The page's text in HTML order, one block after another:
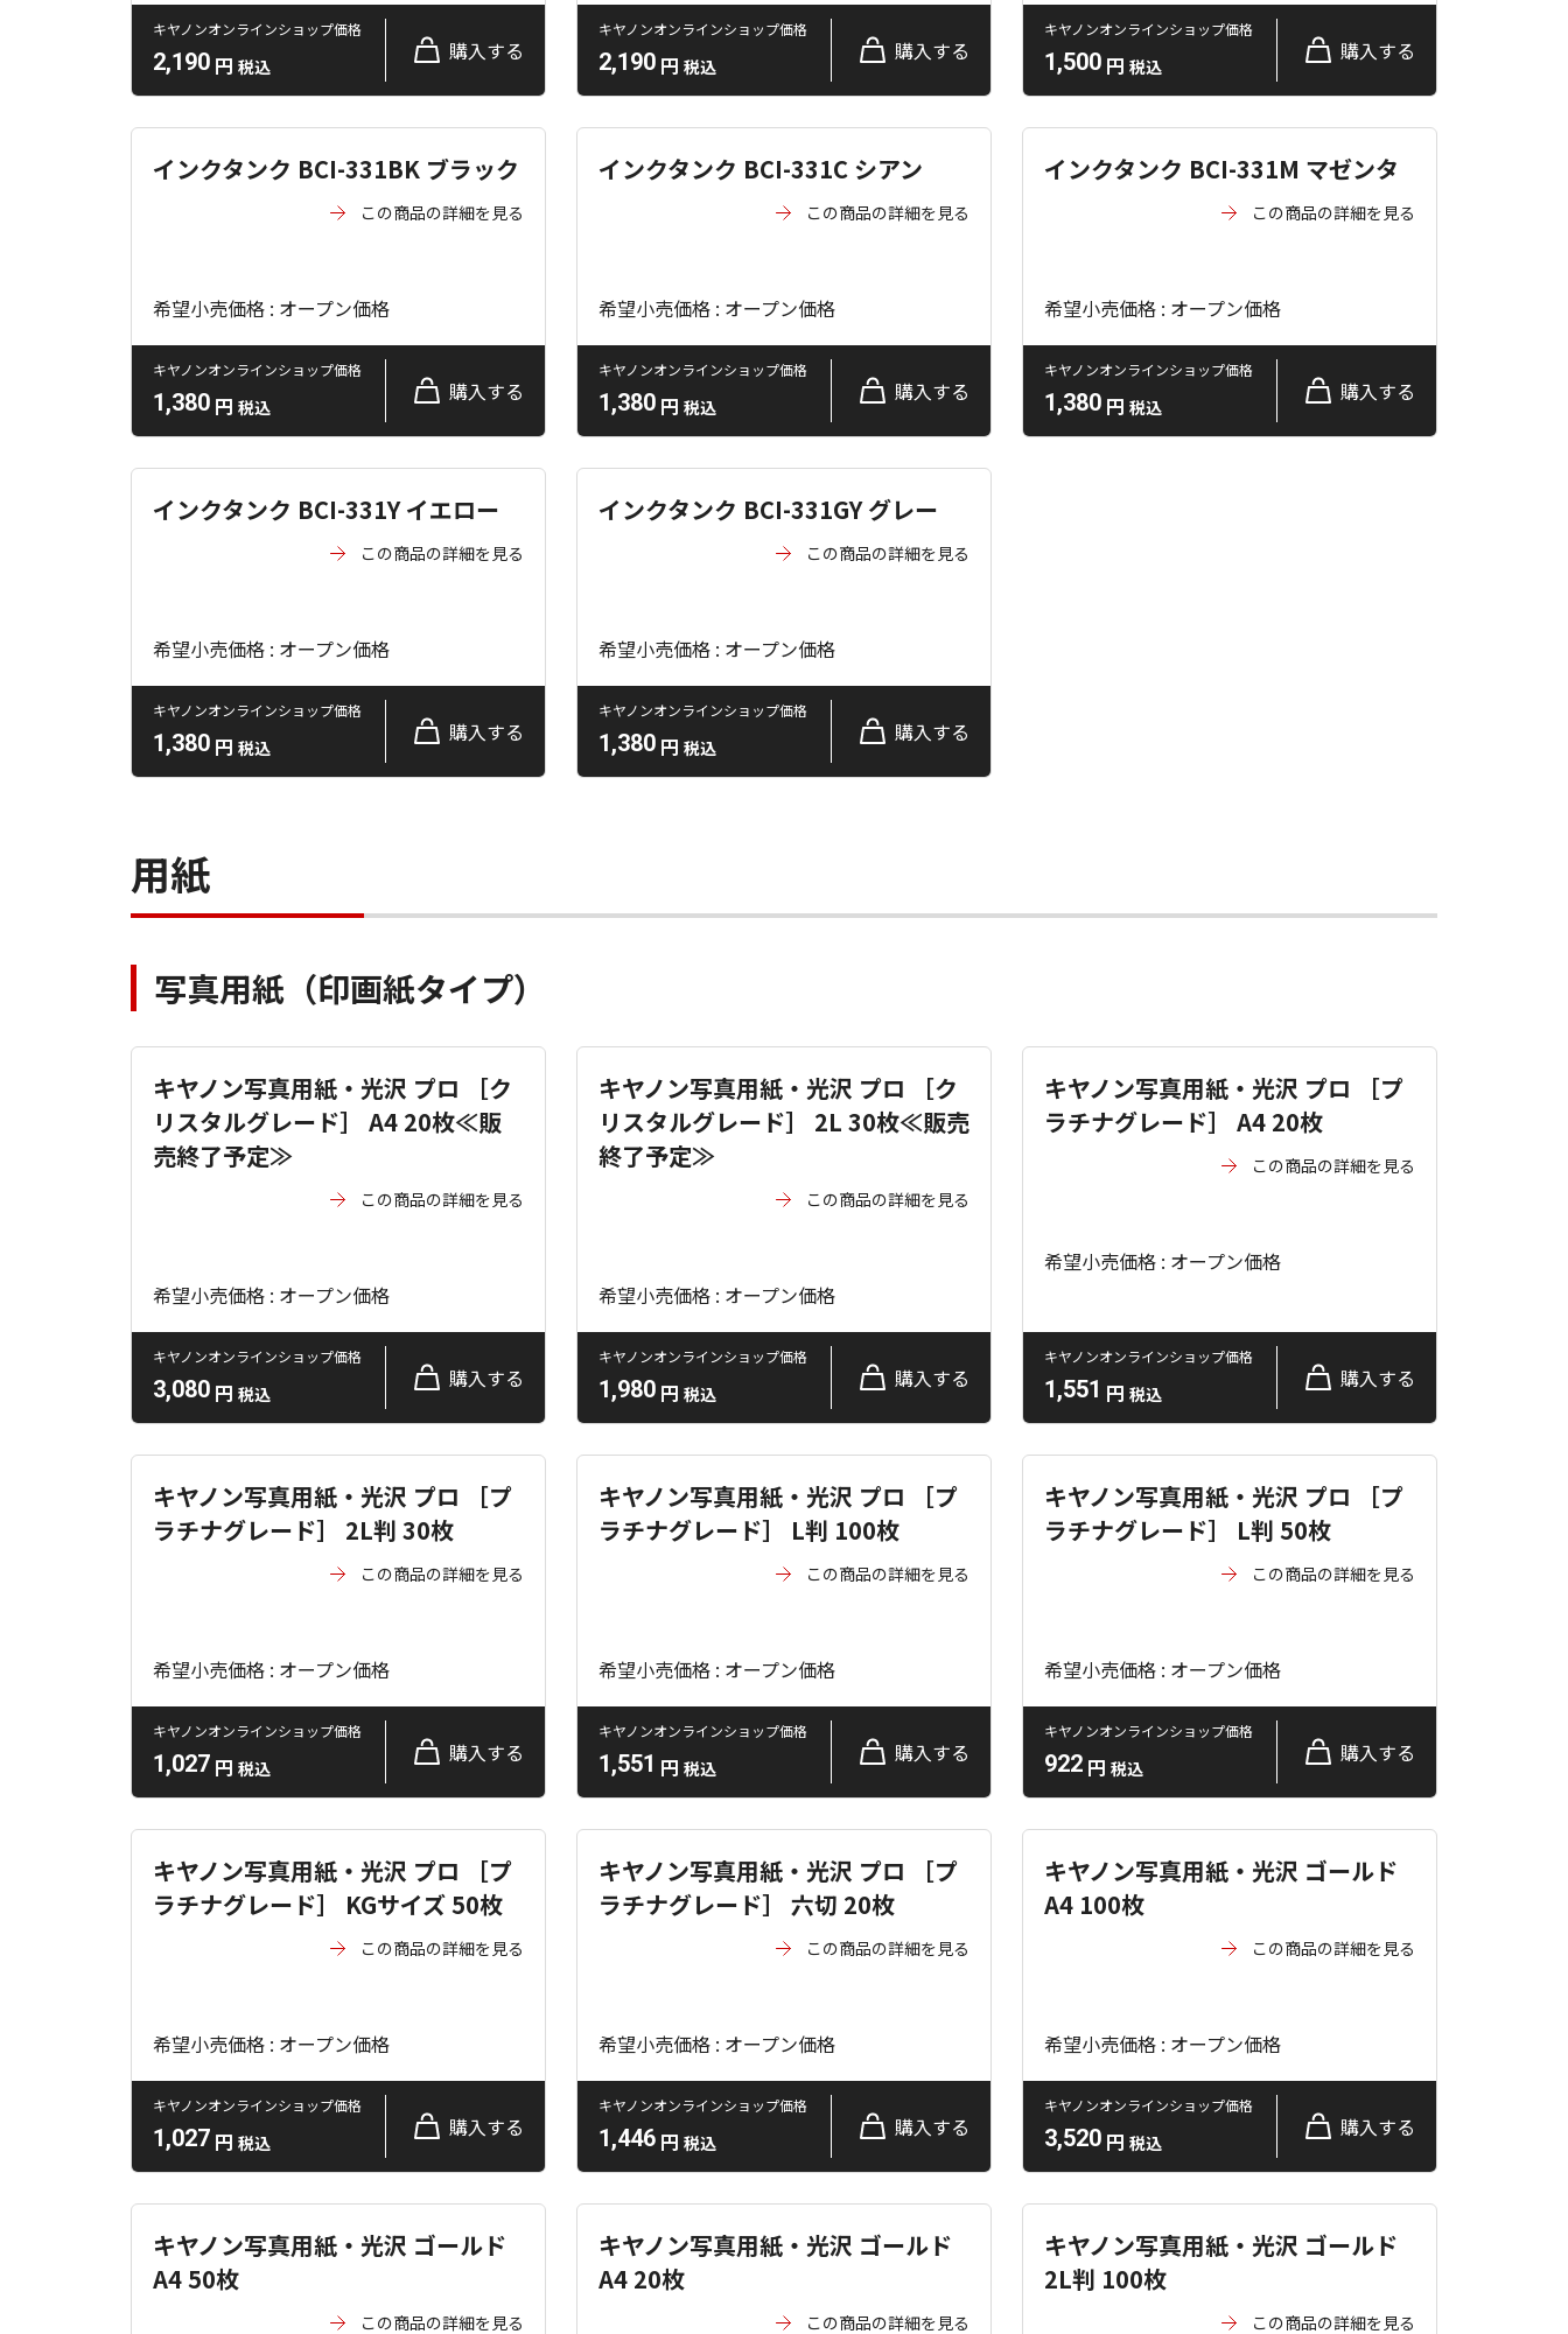
キヤノンオンラインショップ価格
2,190 円 税込
購入する
キヤノンオンラインショップ価格
2,190 円 税込
購入する
キヤノンオンラインショップ価格
1,500 円 税込
購入する
インクタンク BCI-331BK ブラック
この商品の詳細を見る
希望小売価格 : オープン価格
キヤノンオンラインショップ価格
1,380 円 税込
購入する
インクタンク BCI-331C シアン
この商品の詳細を見る
希望小売価格 : オープン価格
キヤノンオンラインショップ価格
1,380 円 税込
購入する
インクタンク BCI-331M マゼンタ
この商品の詳細を見る
希望小売価格 : オープン価格
キヤノンオンラインショップ価格
1,380 円 税込
購入する
インクタンク BCI-331Y イエロー
この商品の詳細を見る
希望小売価格 : オープン価格
キヤノンオンラインショップ価格
1,380 円 税込
購入する
インクタンク BCI-331GY グレー
この商品の詳細を見る
希望小売価格 : オープン価格
キヤノンオンラインショップ価格
1,380 円 税込
購入する
用紙
写真用紙（印画紙タイプ）
キヤノン写真用紙・光沢 プロ ［ク
リスタルグレード］ A4 20枚≪販
売終了予定≫
この商品の詳細を見る
希望小売価格 : オープン価格
キヤノンオンラインショップ価格
3,080 円 税込
購入する
キヤノン写真用紙・光沢 プロ ［ク
リスタルグレード］ 2L 30枚≪販売
終了予定≫
この商品の詳細を見る
希望小売価格 : オープン価格
キヤノンオンラインショップ価格
1,980 円 税込
購入する
キヤノン写真用紙・光沢 プロ ［プ
ラチナグレード］ A4 20枚
この商品の詳細を見る
希望小売価格 : オープン価格
キヤノンオンラインショップ価格
1,551 円 税込
購入する
キヤノン写真用紙・光沢 プロ ［プ
ラチナグレード］ 2L判 30枚
この商品の詳細を見る
希望小売価格 : オープン価格
キヤノンオンラインショップ価格
1,027 円 税込
購入する
キヤノン写真用紙・光沢 プロ ［プ
ラチナグレード］ L判 100枚
この商品の詳細を見る
希望小売価格 : オープン価格
キヤノンオンラインショップ価格
1,551 円 税込
購入する
キヤノン写真用紙・光沢 プロ ［プ
ラチナグレード］ L判 50枚
この商品の詳細を見る
希望小売価格 : オープン価格
キヤノンオンラインショップ価格
922 円 税込
購入する
キヤノン写真用紙・光沢 プロ ［プ
ラチナグレード］ KGサイズ 50枚
この商品の詳細を見る
希望小売価格 : オープン価格
キヤノンオンラインショップ価格
1,027 円 税込
購入する
キヤノン写真用紙・光沢 プロ ［プ
ラチナグレード］ 六切 20枚
この商品の詳細を見る
希望小売価格 : オープン価格
キヤノンオンラインショップ価格
1,446 円 税込
購入する
キヤノン写真用紙・光沢 ゴールド
A4 100枚
この商品の詳細を見る
希望小売価格 : オープン価格
キヤノンオンラインショップ価格
3,520 円 税込
購入する
キヤノン写真用紙・光沢 ゴールド
A4 50枚
この商品の詳細を見る
キヤノン写真用紙・光沢 ゴールド
A4 20枚
この商品の詳細を見る
キヤノン写真用紙・光沢 ゴールド
2L判 100枚
この商品の詳細を見る